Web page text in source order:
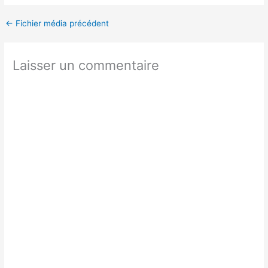
← Fichier média précédent
Laisser un commentaire